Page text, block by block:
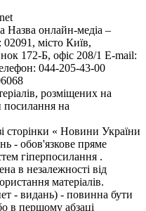
Назва онлайн-медіа –
місто Київ,
172-Б, офіс 208/1 E-mail:
044-205-43-00
розміщених на
посилання на
сторінки « Новини України
- обов'язкове пряме
гіперпосилання .
в незалежності від
матеріалів.
- видань) - повинна бути
в першому абзаці